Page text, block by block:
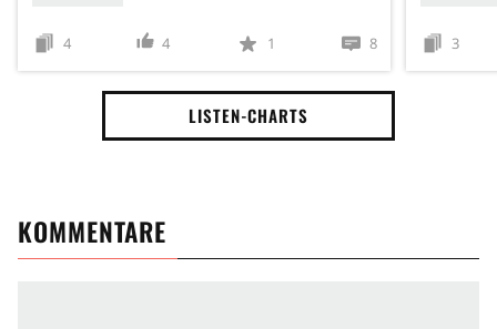
4 4 1 8 3
LISTEN-CHARTS
KOMMENTARE